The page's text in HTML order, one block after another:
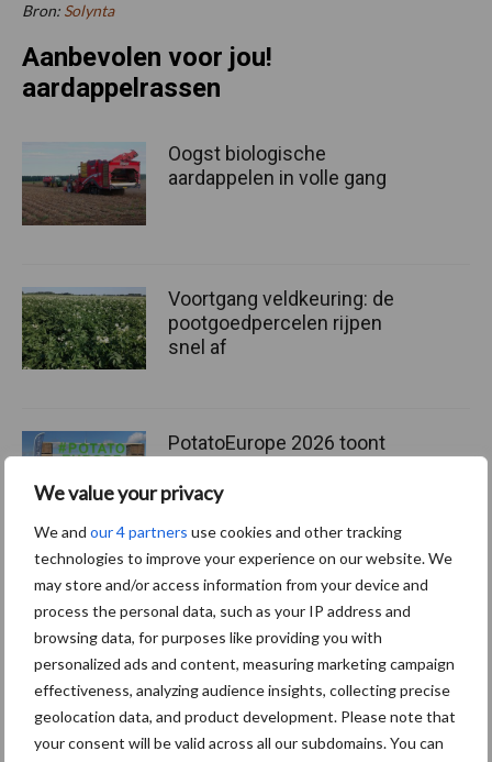
We value your privacy
We and our 4 partners use cookies and other tracking
technologies to improve your experience on our website. We
may store and/or access information from your device and
process the personal data, such as your IP address and
browsing data, for purposes like providing you with
personalized ads and content, measuring marketing campaign
effectiveness, analyzing audience insights, collecting precise
geolocation data, and product development. Please note that
your consent will be valid across all our subdomains. You can
Bron: Solynta
Aanbevolen voor jou!
aardappelrassen
Oogst biologische
aardappelen in volle gang
Voortgang veldkeuring: de
pootgoedpercelen rijpen
snel af
PotatoEurope 2026 toont
aardappelteelt
Themapagina's
Machines Duurzaamheid